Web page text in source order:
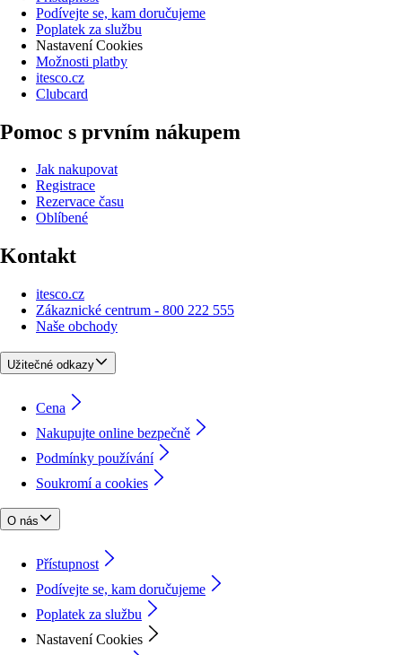
Podívejte se, kam doručujeme
Poplatek za službu
Nastavení Cookies
Možnosti platby
itesco.cz
Clubcard
Pomoc s prvním nákupem
Jak nakupovat
Registrace
Rezervace času
Oblíbené
Kontakt
itesco.cz
Zákaznické centrum - 800 222 555
Naše obchody
Užitečné odkazy
Cena
Nakupujte online bezpečně
Podmínky používání
Soukromí a cookies
O nás
Přístupnost
Podívejte se, kam doručujeme
Poplatek za službu
Nastavení Cookies